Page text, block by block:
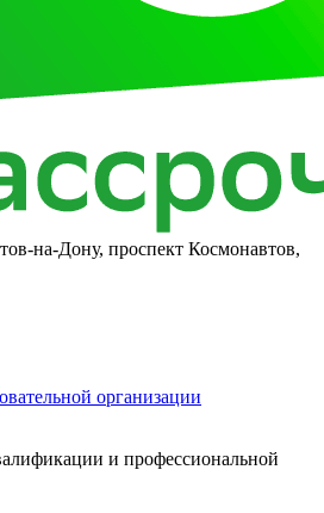
на-Дону, проспект Космонавтов,
организации
и профессиональной